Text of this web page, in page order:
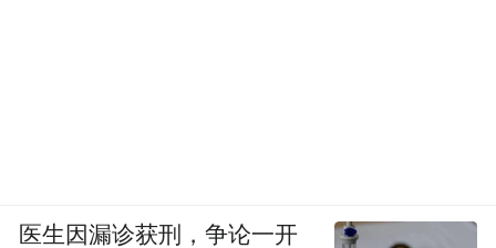
医生因漏诊获刑，争论一开